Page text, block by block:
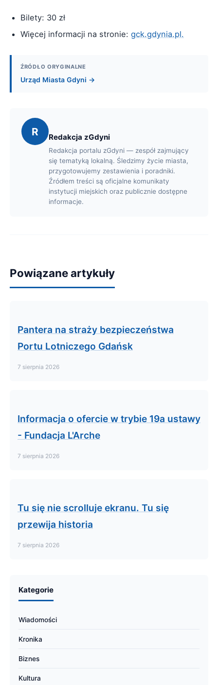
Bilety: 30 zł
Więcej informacji na stronie: gck.gdynia.pl.
ŹRÓDŁO ORYGINALNE
Urząd Miasta Gdyni →
R Redakcja zGdyni
Redakcja portalu zGdyni — zespół zajmujący
się tematyką lokalną. Śledzimy życie miasta,
przygotowujemy zestawienia i poradniki.
Źródłem treści są oficjalne komunikaty
instytucji miejskich oraz publicznie dostępne
informacje.
Powiązane artykuły
Pantera na straży bezpieczeństwa
Portu Lotniczego Gdańsk
7 sierpnia 2026
Informacja o ofercie w trybie 19a ustawy
- Fundacja L'Arche
7 sierpnia 2026
Tu się nie scrolluje ekranu. Tu się
przewija historia
7 sierpnia 2026
Kategorie
Wiadomości
Kronika
Biznes
Kultura